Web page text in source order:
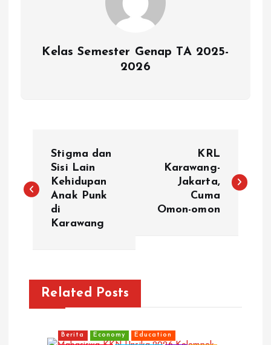
Kelas Semester Genap TA 2025-
2026
s
Stigma dan
Sisi Lain
Kehidupan
Anak Punk
di
Karawang
KRL
Karawang-
Jakarta,
Cuma
Omon-omon
Related Posts
Berita Economy Education